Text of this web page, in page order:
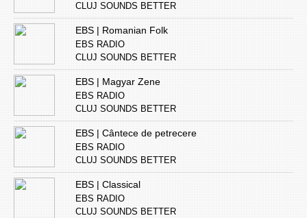
CLUJ SOUNDS BETTER
EBS | Romanian Folk
EBS RADIO
CLUJ SOUNDS BETTER
EBS | Magyar Zene
EBS RADIO
CLUJ SOUNDS BETTER
EBS | Cântece de petrecere
EBS RADIO
CLUJ SOUNDS BETTER
EBS | Classical
EBS RADIO
CLUJ SOUNDS BETTER